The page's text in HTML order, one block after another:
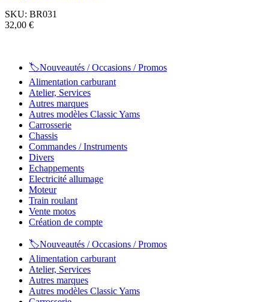
SKU: BR031
32,00 €
🏷️Nouveautés / Occasions / Promos
Alimentation carburant
Atelier, Services
Autres marques
Autres modèles Classic Yams
Carrosserie
Chassis
Commandes / Instruments
Divers
Echappements
Electricité allumage
Moteur
Train roulant
Vente motos
Création de compte
🏷️Nouveautés / Occasions / Promos
Alimentation carburant
Atelier, Services
Autres marques
Autres modèles Classic Yams